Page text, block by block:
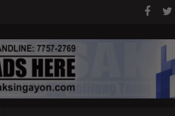
ANG EXTRADITION REQUEST NG U.S.
MAHIGIT P21-M